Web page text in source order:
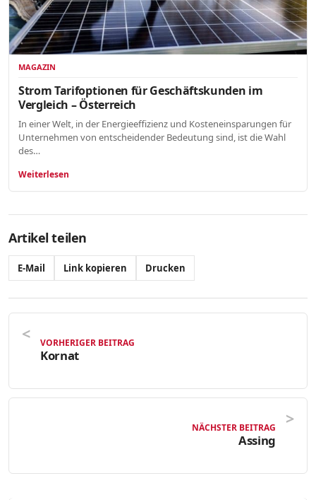
MAGAZIN
Strom Tarifoptionen für Geschäftskunden im
Vergleich – Österreich
In einer Welt, in der Energieeffizienz und Kosteneinsparungen für
Unternehmen von entscheidender Bedeutung sind, ist die Wahl
des…
Weiterlesen
Artikel teilen
E-Mail Link kopieren Drucken
VORHERIGER BEITRAG
Kornat
NÄCHSTER BEITRAG
Assing